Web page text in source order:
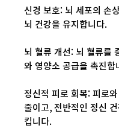
신경 보호: 뇌 세포의 손
뇌 건강을 유지합니다.
뇌 혈류 개선: 뇌 혈류를
와 영양소 공급을 촉진합
정신적 피로 회복: 피로
줄이고, 전반적인 정신 건
킵니다.